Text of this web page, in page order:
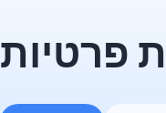
פרטיות